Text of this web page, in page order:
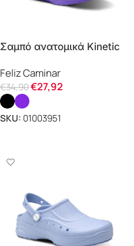
Σαμπό ανατομικά Kinetic
Feliz Caminar
€34,90€27,92
SKU: 01003951